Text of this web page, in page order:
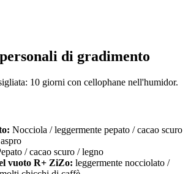
di gradimento
10 giorni con cellophane nell'humidor.
Nocciola / leggermente pepato / cacao scuro
/ cacao scuro / legno
vuoto R+ ZiZo: leggermente nocciolato /